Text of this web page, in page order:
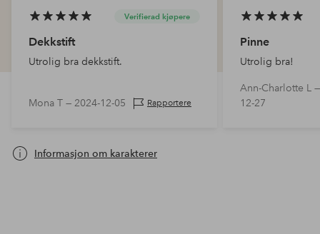
Verifierad kjøpere
Dekkstift
Utrolig bra dekkstift.
Mona T — 2024-12-05 Rapportere
Pinne
Utrolig bra!
Ann-Charlotte L
12-27
Informasjon om karakterer